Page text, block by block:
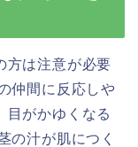
方は注意が必要
仲間に反応しや
目がかゆくなる
の汁が肌につく